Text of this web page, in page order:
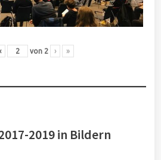
‹ von 2 › »
2019 in Bildern